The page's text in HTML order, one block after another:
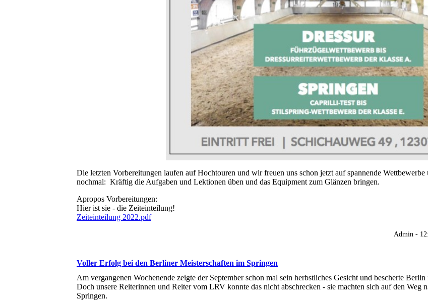
Die letzten Vorbereitungen laufen auf Hochtouren und wir freuen uns schon jetzt auf spannende
nochmal: Kräftig die Aufgaben und Lektionen üben und das Equipment zum Glänzen bringen.
Apropos Vorbereitungen:
Hier ist sie - die Zeiteinteilung!
Zeiteinteilung 2022.pdf
Admin -
Voller Erfolg bei den Berliner Meisterschaften im Springen
Am vergangenen Wochenende zeigte der September schon mal sein herbstliches Gesicht und bescherte
Doch unsere Reiterinnen und Reiter vom LRV konnte das nicht abschrecken - sie machten sich auf den
Springen.